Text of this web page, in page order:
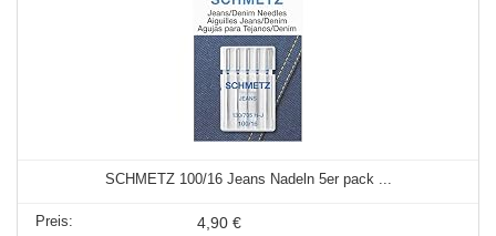
SCHMETZ 100/16 Jeans Nadeln 5er pack ...
4,90 €